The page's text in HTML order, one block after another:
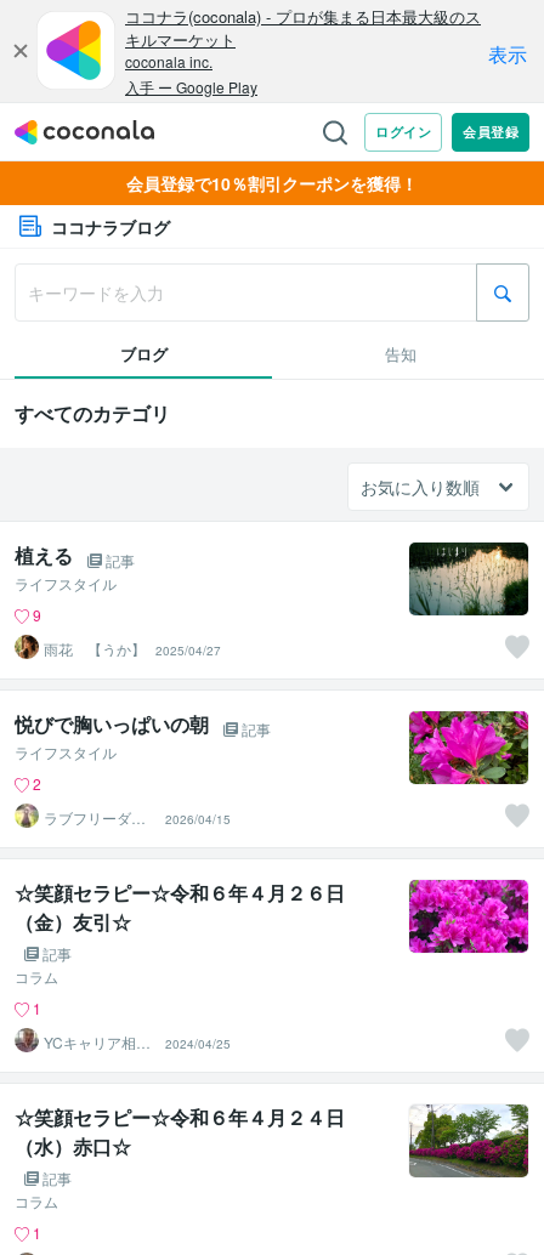
会員登録で10％割引クーポンを獲得！
ココナラブログ
ブログ 告知
すべてのカテゴリ
植える
記事
ライフスタイル
9
雨花 【うか】
2025/04/27
悦びで胸いっぱいの朝
記事
ライフスタイル
2
ラブフリーダム
セッション
2026/04/15
☆笑顔セラピー☆令和６年４月２６日
（金）友引☆
記事
コラム
1
YCキャリア相談
2024/04/25
☆笑顔セラピー☆令和６年４月２４日
（水）赤口☆
記事
コラム
1